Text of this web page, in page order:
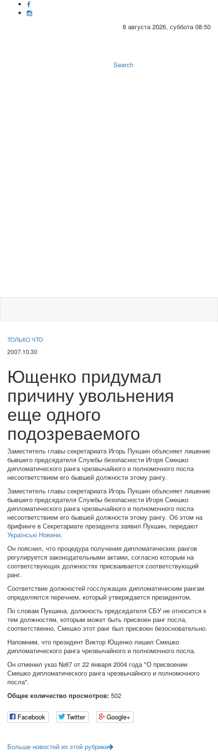
8 августа 2026, суббота 08:50
Search
ТОЛЬКО ЧТО
2007.10.30
Ющенко придумал
причину увольнения
еще одного
подозреваемого
Заместитель главы секретариата Игорь Пукшин объясняет лишение
бывшего председателя Службы безопасности Игоря Смешко
дипломатического ранга чрезвычайного и полномочного посла
несоответствием его бывшей должности этому рангу.
Заместитель главы секретариата Игорь Пукшин объясняет лишение
бывшего председателя Службы безопасности Игоря Смешко
дипломатического ранга чрезвычайного и полномочного посла
несоответствием его бывшей должности этому рангу. Об этом на
брифинге в Секретариате президента заявил Пукшин, передают
Українські Новини.
Он пояснил, что процедура получения дипломатических рангов
регулируется законодательными актами, согласно которым на
соответствующих должностях присваивается соответствующий
ранг.
Соответствие должностей госслужащих дипломатическим рангам
определяется перечнем, который утверждается президентом.
По словам Пукшина, должность председателя СБУ не относится к
тем должностям, которым может быть присвоен ранг посла,
соответственно, Смешко этот ранг был присвоен безосновательно.
Напомним, что президент Виктор Ющенко лишил Смешко
дипломатического ранга чрезвычайного и полномочного посла.
Он отменил указ №67 от 22 января 2004 года "О присвоении
Смешко дипломатического ранга чрезвычайного и полномочного
посла".
Общее количество просмотров: 502
Facebook Twitter Google+
Больше новостей из этой рубрики